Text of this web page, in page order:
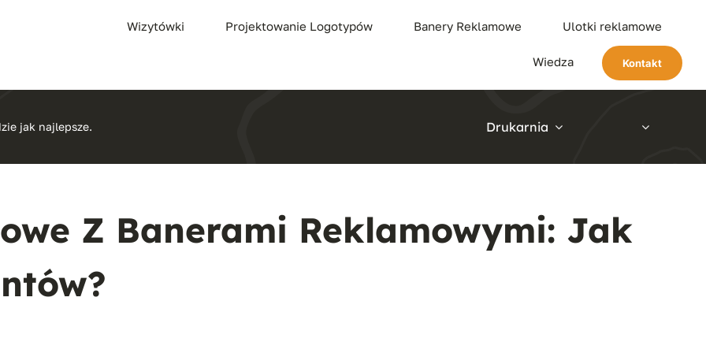
Wizytówki Projektowanie Logotypów Banery Reklamowe Ulotki reklamowe
Wiedza Kontakt
jak najlepsze. Drukarnia
Z Banerami Reklamowymi: Jak